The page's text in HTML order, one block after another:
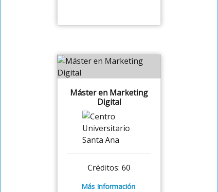
Máster en Marketing
Digital
Créditos: 60
Más Información